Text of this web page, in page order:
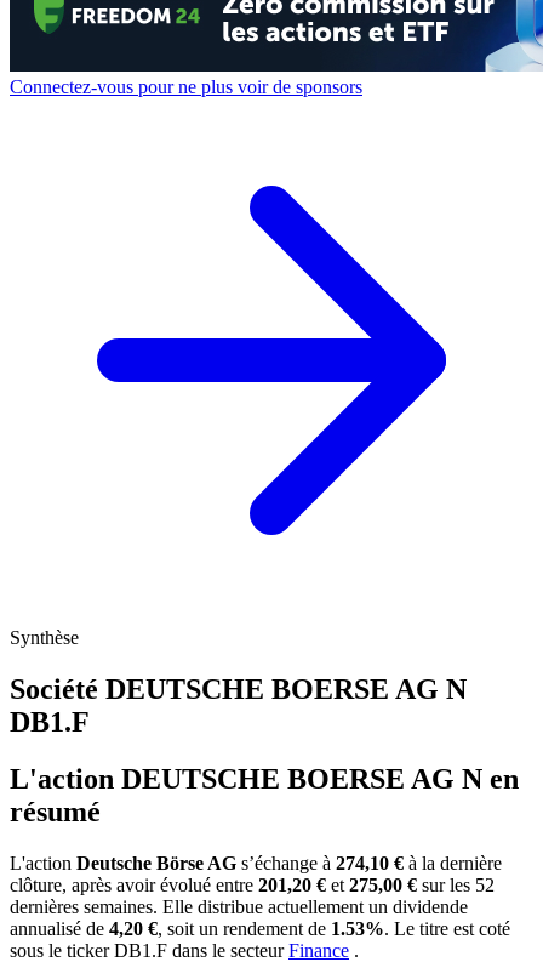
Connectez-vous pour ne plus voir de sponsors
Synthèse
Société DEUTSCHE BOERSE AG N
DB1.F
L'action DEUTSCHE BOERSE AG N en
résumé
L'action Deutsche Börse AG s’échange à 274,10 € à la dernière
clôture, après avoir évolué entre 201,20 € et 275,00 € sur les 52
dernières semaines. Elle distribue actuellement un dividende
annualisé de 4,20 €, soit un rendement de 1.53%. Le titre est coté
sous le tickerDB1.F dans le secteurFinance .